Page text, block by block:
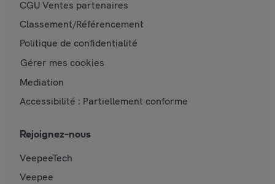
CGU Ventes partenaires
Classement/Référencement
Politique de confidentialité
Gérer mes cookies
Mediation
Accessibilité : Partiellement conforme
Rejoignez-nous
VeepeeTech
Veepee